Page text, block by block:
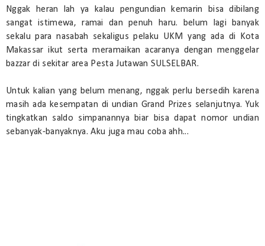
Nggak heran lah ya kalau pengundian kemarin bisa dibilang
sangat istimewa, ramai dan penuh haru. belum lagi banyak
sekalu para nasabah sekaligus pelaku UKM yang ada di Kota
Makassar ikut serta meramaikan acaranya dengan menggelar
bazzar di sekitar area Pesta Jutawan SULSELBAR.
Untuk kalian yang belum menang, nggak perlu bersedih karena
masih ada kesempatan di undian Grand Prizes selanjutnya. Yuk
tingkatkan saldo simpanannya biar bisa dapat nomor undian
sebanyak-banyaknya. Aku juga mau coba ahh...